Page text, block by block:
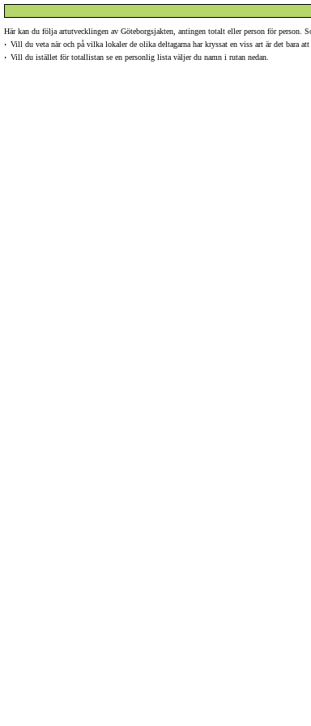
Här kan du följa artutvecklingen av Göteborgsjakten, antingen totalt eller person för person.
· Vill du veta när och på vilka lokaler de olika deltagarna har kryssat en viss art är det bara
· Vill du istället för totallistan se en personlig lista väljer du namn i rutan nedan.